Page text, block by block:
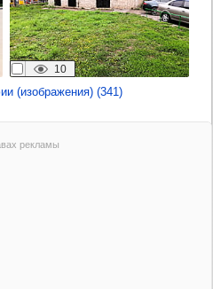
10
(изображения) (341)